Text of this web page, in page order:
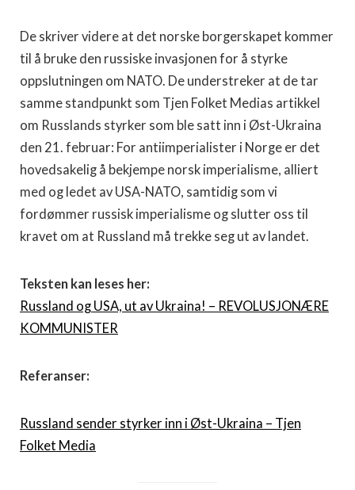
De skriver videre at det norske borgerskapet kommer
til å bruke den russiske invasjonen for å styrke
oppslutningen om NATO. De understreker at de tar
samme standpunkt som Tjen Folket Medias artikkel
om Russlands styrker som ble satt inn i Øst-Ukraina
den 21. februar: For antiimperialister i Norge er det
hovedsakelig å bekjempe norsk imperialisme, alliert
med og ledet av USA-NATO, samtidig som vi
fordømmer russisk imperialisme og slutter oss til
kravet om at Russland må trekke seg ut av landet.
Teksten kan leses her:
Russland og USA, ut av Ukraina! – REVOLUSJONÆRE
KOMMUNISTER
Referanser:
Russland sender styrker inn i Øst-Ukraina – Tjen
Folket Media